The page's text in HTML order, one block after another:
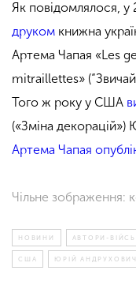
Як повідомлялося, у
друком книжна
Артема Чапая «Les
mitraillettes»
Того ж року у США
(«Зміна
Артема Чапая
Чільне зображення:
НОВИНИ АВТОРИ-
США ЮРІЙ АНДРУХОВИЧ